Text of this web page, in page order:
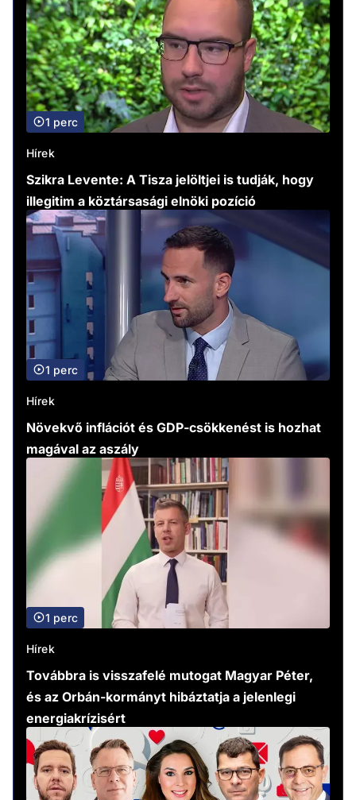
1 perc
Hírek
Szikra Levente: A Tisza jelöltjei is tudják, hogy
illegitim a köztársasági elnöki pozíció
1 perc
Hírek
Növekvő inflációt és GDP-csökkenést is hozhat
magával az aszály
1 perc
Hírek
Továbbra is visszafelé mutogat Magyar Péter,
és az Orbán-kormányt hibáztatja a jelenlegi
energiakrízisért